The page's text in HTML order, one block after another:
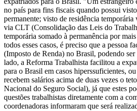
no país para fins fiscais quando possui
permanente; visto de residência
via CLT (Consolidação das Leis do
temporária somado à permanência por
todos esses casos, é preciso que a pessoa
(Imposto de Renda) no Brasil, podendo
lado, a Reforma Trabalhista facilitou a
para o Brasil em casos hiperssuficientes,
recebem salários acima de duas vezes o
Nacional do Seguro Social), já que estes
questões trabalhistas diretamente com a
coordenadoras informaram que será